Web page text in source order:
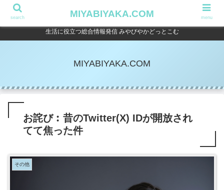
生活に役立つ総合情報発信 みやびやかどっとこむ
MIYABIYAKA.COM
お詫び︰昔のTwitter(X) IDが開放され
てて焦った件
その他
search MIYABIYAKA.COM menu